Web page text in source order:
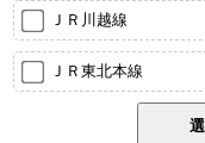
ＪＲ川越線
ＪＲ東北本線